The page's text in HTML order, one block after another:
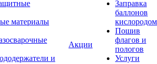
материалы
и
Акции
Заправка
баллонов
кислородом
Пошив
флагов и
пологов
Услуги